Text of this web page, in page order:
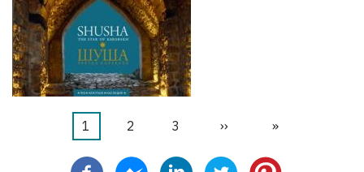
Pagination
Aktuální
1 Stránka
2 Stránka
3
Následující
››
Poslední
»